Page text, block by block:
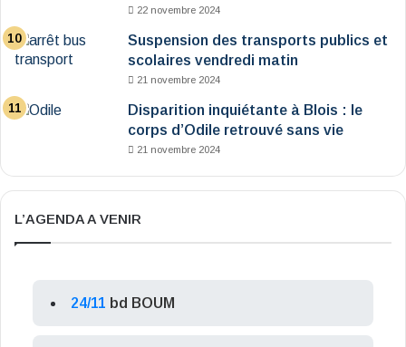
22 novembre 2024
Suspension des transports publics et
scolaires vendredi matin
21 novembre 2024
Disparition inquiétante à Blois : le
corps d’Odile retrouvé sans vie
21 novembre 2024
L’AGENDA A VENIR
24/11 bd BOUM